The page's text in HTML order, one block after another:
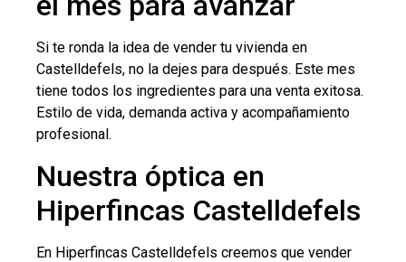
Si te ronda la idea de vender tu vivienda en
Castelldefels, no la dejes para después. Este mes
tiene todos los ingredientes para una venta exitosa.
Estilo de vida, demanda activa y acompañamiento
profesional.
Nuestra óptica en
Hiperfincas Castelldefels
En Hiperfincas Castelldefels creemos que vender